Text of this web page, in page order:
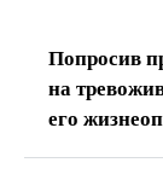
Попросив
на
его